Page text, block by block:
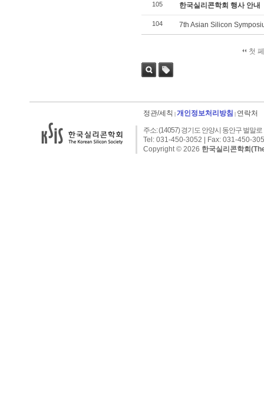
105 한국실리콘학회 행사 안내
104 7th Asian Silicon
첫
정관/세칙 개인정보처리방침 연락처
주소: (14057) 경기도 안양시 동안구 벌말
Tel: 031-450-3052 | Fax: 031-450-
Copyright © 2026 한국실리콘학회